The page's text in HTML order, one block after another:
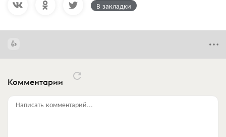
В закладки
Комментарии
Написать комментарий...